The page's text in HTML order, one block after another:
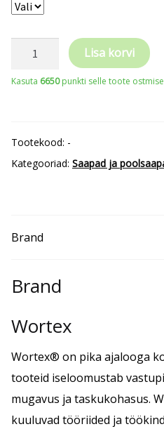
WORTEX
kogus
Lisa korvi
Kasuta 6650punkti selle toote
Tootekood: -
Kategooriad: Saapad ja
Brand
Brand
Wortex
Wortex® on pika ajalooga
tooteid iseloomustab
mugavus ja taskukohasus.
kuuluvad tööriided ja